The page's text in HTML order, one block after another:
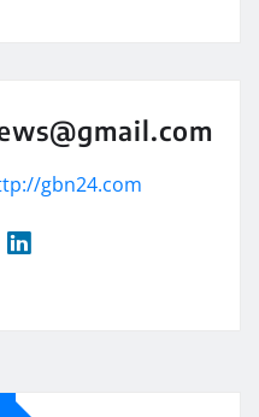
gbn24.com